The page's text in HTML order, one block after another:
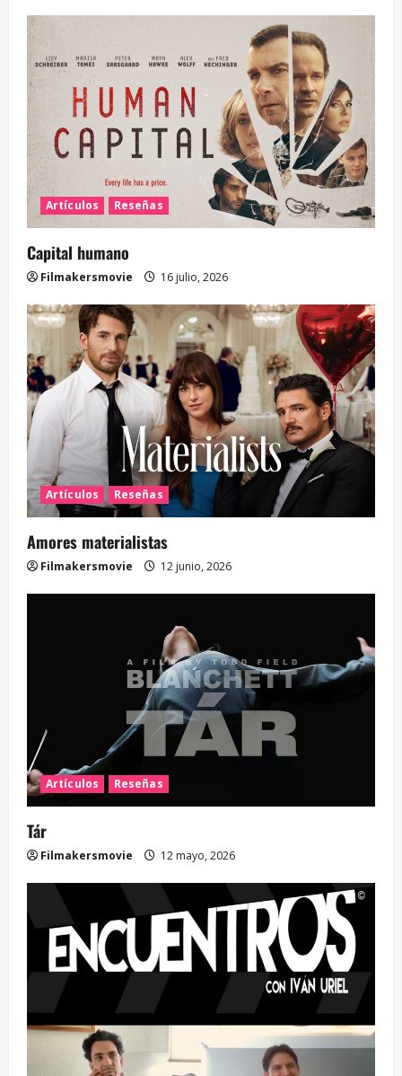
Artículos Reseñas
Capital humano
Filmakersmovie 16 julio, 2026
Artículos Reseñas
Amores materialistas
Filmakersmovie 12 junio, 2026
Artículos Reseñas
Tár
Filmakersmovie 12 mayo, 2026